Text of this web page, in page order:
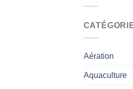
Aération
Aquaculture